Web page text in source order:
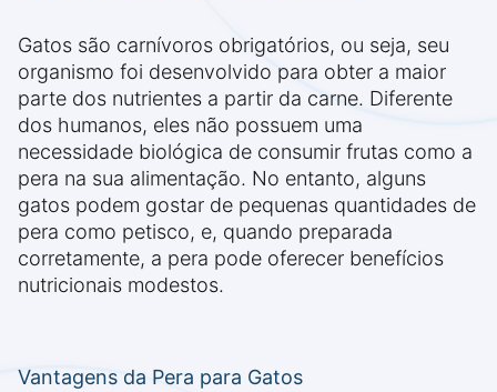
Gatos são carnívoros obrigatórios, ou seja, seu
organismo foi desenvolvido para obter a maior
parte dos nutrientes a partir da carne. Diferente
dos humanos, eles não possuem uma
necessidade biológica de consumir frutas como a
pera na sua alimentação. No entanto, alguns
gatos podem gostar de pequenas quantidades de
pera como petisco, e, quando preparada
corretamente, a pera pode oferecer benefícios
nutricionais modestos.
Vantagens da Pera para Gatos